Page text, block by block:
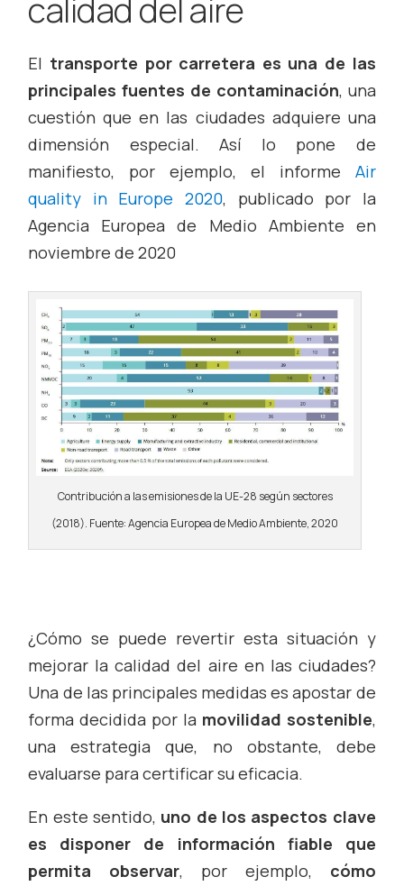
calidad del aire
El transporte por carretera es una de las
principales fuentes de contaminación, una
cuestión que en las ciudades adquiere una
dimensión especial. Así lo pone de
manifiesto, por ejemplo, el informe Air
quality in Europe 2020, publicado por la
Agencia Europea de Medio Ambiente en
noviembre de 2020
Contribución a las emisiones de la UE-28 según sectores
(2018). Fuente: Agencia Europea de Medio Ambiente, 2020
¿Cómo se puede revertir esta situación y
mejorar la calidad del aire en las ciudades?
Una de las principales medidas es apostar de
forma decidida por la movilidad sostenible,
una estrategia que, no obstante, debe
evaluarse para certificar su eficacia.
En este sentido, uno de los aspectos clave
es disponer de información fiable
que
permita observar, por ejemplo, cómo